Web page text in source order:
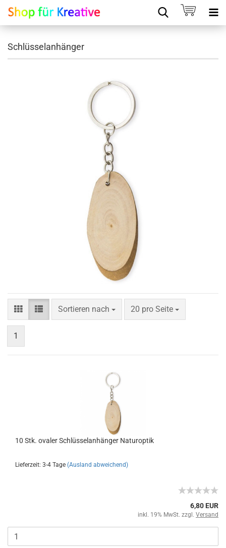
Schlüsselanhänger
Sortieren nach 20 pro Seite
1
10 Stk. ovaler Schlüsselanhänger Naturoptik
Lieferzeit: 3-4 Tage (Ausland abweichend)
6,80 EUR
inkl. 19% MwSt. zzgl. Versand